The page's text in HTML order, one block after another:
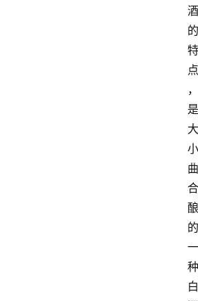
酒
的
特
点
，
是
大
小
曲
合
酿
的
一
种
白